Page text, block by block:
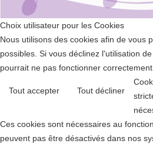
Choix utilisateur pour les Cookies
Nous utilisons des cookies afin de vous
possibles. Si vous déclinez l'utilisation
pourrait ne pas fonctionner
Tout accepter Tout décliner
Ces cookies sont nécessaires au
peuvent pas être désactivés dans nos